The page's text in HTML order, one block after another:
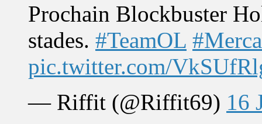
Prochain Blockbuster
stades. #TeamOL
pic.twitter.com/
— Riffit (@Riffit69) 16